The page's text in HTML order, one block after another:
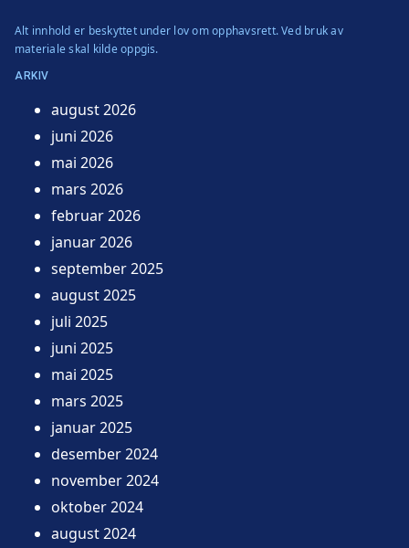
Alt innhold er beskyttet under lov om opphavsrett. Ved bruk av
materiale skal kilde oppgis.
ARKIV
august 2026
juni 2026
mai 2026
mars 2026
februar 2026
januar 2026
september 2025
august 2025
juli 2025
juni 2025
mai 2025
mars 2025
januar 2025
desember 2024
november 2024
oktober 2024
august 2024